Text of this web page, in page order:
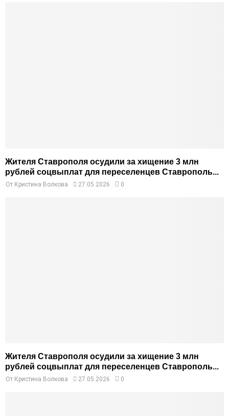
Жителя Ставрополя осудили за хищение 3 млн
рублей соцвыплат для переселенцев Ставрополь...
От Кристина Волкова 27.05.2026 0
Жителя Ставрополя осудили за хищение 3 млн
рублей соцвыплат для переселенцев Ставрополь...
От Кристина Волкова 27.05.2026 0